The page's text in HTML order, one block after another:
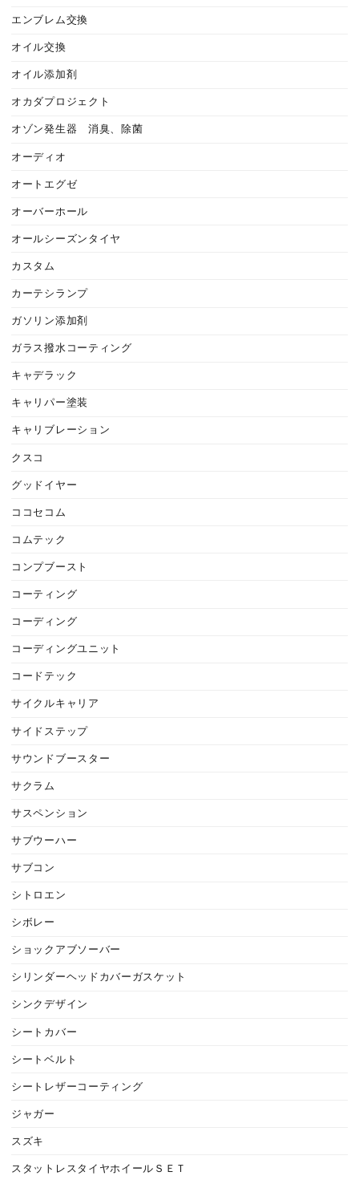
エンブレム交換
オイル交換
オイル添加剤
オカダプロジェクト
オゾン発生器 消臭、除菌
オーディオ
オートエグゼ
オーバーホール
オールシーズンタイヤ
カスタム
カーテシランプ
ガソリン添加剤
ガラス撥水コーティング
キャデラック
キャリパー塗装
キャリブレーション
クスコ
グッドイヤー
ココセコム
コムテック
コンプブースト
コーティング
コーディング
コーディングユニット
コードテック
サイクルキャリア
サイドステップ
サウンドブースター
サクラム
サスペンション
サブウーハー
サブコン
シトロエン
シボレー
ショックアブソーバー
シリンダーヘッドカバーガスケット
シンクデザイン
シートカバー
シートベルト
シートレザーコーティング
ジャガー
スズキ
スタットレスタイヤホイールＳＥＴ